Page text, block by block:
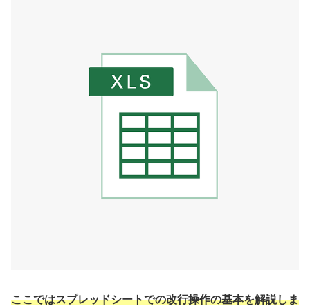
ここではスプレッドシートでの改行操作の基本を解説しま